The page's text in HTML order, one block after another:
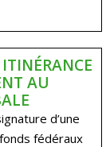
AU
d’une
fédéraux